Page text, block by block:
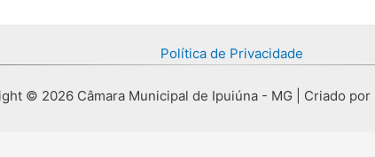
Política de Privacidade
© 2026 Câmara Municipal de Ipuiúna - MG | Criado por